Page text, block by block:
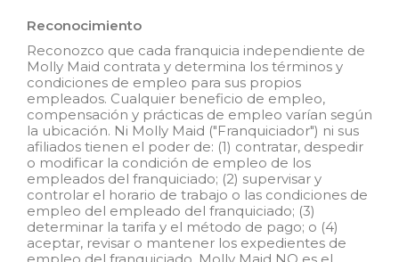
tienen el poder de : (1) contratar,
de empleo de los empleados del
franquiciado; (2) supervisar y
controlar el horario de trabajo de
los empleados del franquiciado o
las condiciones de empleo; (3)
determinar la tasa y el método de
pago; o (4) aceptar, revisar o
mantener los registros de
empleo del franquiciado. Molly
Maid SPV LLC NO es el
empleador y/o empleador
conjunto para: (i) ninguna de las
oportunidades de empleo que
Reconocimiento
Reconozco que cada franquicia independiente de
Molly Maid contrata y determina los términos y
condiciones de empleo para sus propios
empleados. Cualquier beneficio de empleo,
compensación y prácticas de empleo varían según
la ubicación. Ni Molly Maid ("Franquiciador") ni sus
afiliados tienen el poder de: (1) contratar, despedir
o modificar la condición de empleo de los
empleados del franquiciado; (2) supervisar y
controlar el horario de trabajo o las condiciones de
empleo del empleado del franquiciado; (3)
determinar la tarifa y el método de pago; o (4)
aceptar, revisar o mantener los expedientes de